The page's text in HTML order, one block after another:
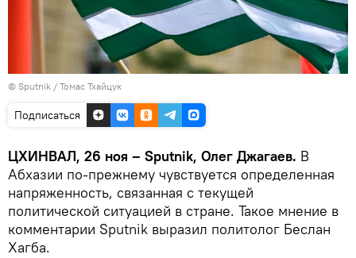
© Sputnik / Томас Тхайцук
Подписаться
ЦХИНВАЛ, 26 ноя – Sputnik, Олег Джагаев. В
Абхазии по-прежнему чувствуется определенная
напряженность, связанная с текущей
политической ситуацией в стране. Такое мнение в
комментарии Sputnik выразил политолог Беслан
Хагба.